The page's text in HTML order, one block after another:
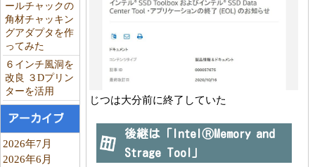
ールチャックの
角材チャッキン
グアダプタを作
ってみた
６インチ風洞を
改良 ３Dプリン
ターを活用
アーカイブ
2026年7月
2026年6月
じつは大分前に終了していた
後継は「IntelⓇMemory and
Strage Tool」